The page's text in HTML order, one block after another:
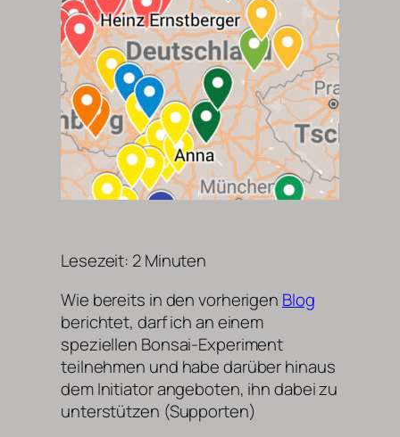
Lesezeit: 2Minuten
Wie bereits in den vorherigen Blog
berichtet, darf ich an einem
speziellen Bonsai-Experiment
teilnehmen und habe darüber hinaus
dem Initiator angeboten, ihn dabei zu
unterstützen (Supporten)